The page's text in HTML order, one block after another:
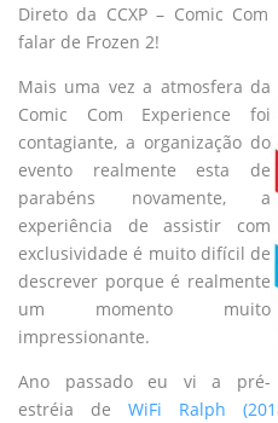
Direto da CCXP – Comic
falar de Frozen 2!
Mais uma vez a atmosfera da
Comic Com Experience foi
contagiante, a organização do
evento realmente esta de
parabéns novamente, a
experiência de assistir com
exclusividade é muito difícil de
descrever porque é realmente
um momento muito
impressionante.
Ano passado eu vi a pré-
estréia de WiFi Ralph